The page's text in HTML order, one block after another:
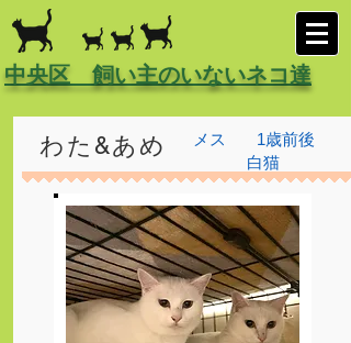
中央区 飼い主のいないネコ達
メス
わた&あめ
1歳前後
白猫